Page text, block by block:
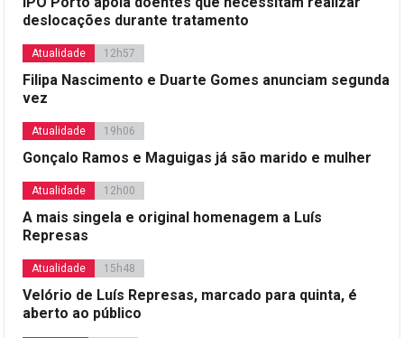
deslocações durante tratamento
Atualidade 12h57
Filipa Nascimento e Duarte Gomes anunciam segunda
vez
Atualidade 19h06
Gonçalo Ramos e Maguigas já são marido e mulher
Atualidade 12h00
A mais singela e original homenagem a Luís
Represas
Atualidade 15h48
Velório de Luís Represas, marcado para quinta, é
aberto ao público